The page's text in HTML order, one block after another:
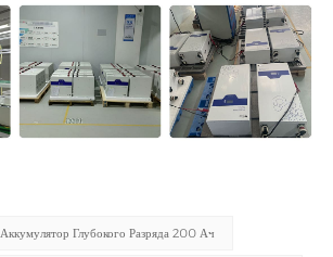
Аккумулятор Глубокого Разряда 200 Ач